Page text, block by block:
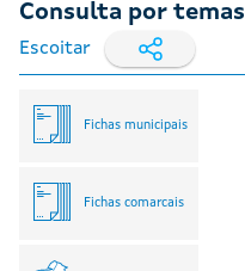
Consulta por temas
Escoitar
Fichas municipais
Fichas comarcais